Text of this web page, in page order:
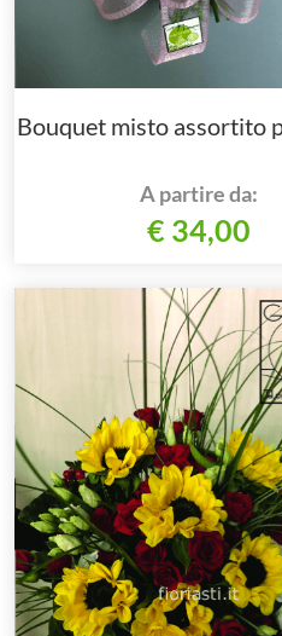
Bouquet misto assortito
A partire da:
€ 34,00